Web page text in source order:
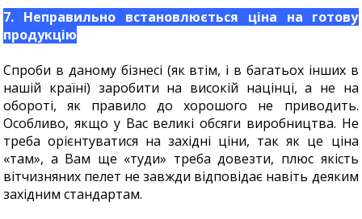
7. Неправильно встановлюється ціна на готову
продукцію
Спроби в даному бізнесі (як втім, і в багатьох інших в
нашій країні) заробити на високій націнці, а не на
обороті, як правило до хорошого не приводить.
Особливо, якщо у Вас великі обсяги виробництва. Не
треба орієнтуватися на західні ціни, так як це ціна
«там», а Вам ще «туди» треба довезти, плюс якість
вітчизняних пелет не завжди відповідає навіть деяким
західним стандартам.